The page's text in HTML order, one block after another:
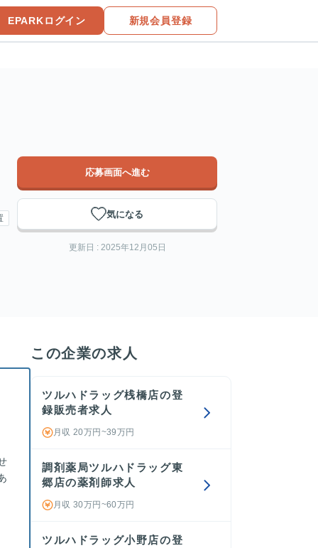
EPARKログイン 新規会員登録
応募画面へ進む
気になる
更新日 : 2025年12月05日
この企業の求人
ツルハドラッグ桟橋店の登
録販売者求人
月収 20万円~39万円
調剤薬局ツルハドラッグ東
郷店の薬剤師求人
月収 30万円~60万円
ツルハドラッグ小野店の登